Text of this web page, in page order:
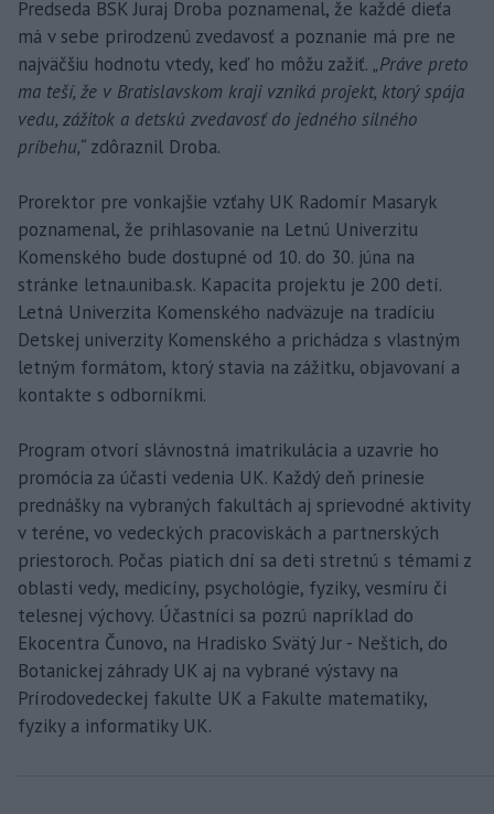
Predseda BSK Juraj Droba poznamenal, že každé dieťa
má v sebe prirodzenú zvedavosť a poznanie má pre ne
najväčšiu hodnotu vtedy, keď ho môžu zažiť. „Práve preto
ma teší, že v Bratislavskom kraji vzniká projekt, ktorý spája
vedu, zážitok a detskú zvedavosť do jedného silného
príbehu,“ zdôraznil Droba.
Prorektor pre vonkajšie vzťahy UK Radomír Masaryk
poznamenal, že prihlasovanie na Letnú Univerzitu
Komenského bude dostupné od 10. do 30. júna na
stránke letna.uniba.sk. Kapacita projektu je 200 detí.
Letná Univerzita Komenského nadväzuje na tradíciu
Detskej univerzity Komenského a prichádza s vlastným
letným formátom, ktorý stavia na zážitku, objavovaní a
kontakte s odborníkmi.
Program otvorí slávnostná imatrikulácia a uzavrie ho
promócia za účasti vedenia UK. Každý deň prinesie
prednášky na vybraných fakultách aj sprievodné aktivity
v teréne, vo vedeckých pracoviskách a partnerských
priestoroch. Počas piatich dní sa deti stretnú s témami z
oblasti vedy, medicíny, psychológie, fyziky, vesmíru či
telesnej výchovy. Účastníci sa pozrú napríklad do
Ekocentra Čunovo, na Hradisko Svätý Jur - Neštich, do
Botanickej záhrady UK aj na vybrané výstavy na
Prírodovedeckej fakulte UK a Fakulte matematiky,
fyziky a informatiky UK.